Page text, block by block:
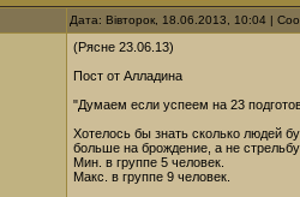
Дата: Вівторок, 18.06.2013, 10:04 |
(Рясне 23.06.13)
Пост от Алладина
"Думаем если успеем на 23
Хотелось бы знать сколько людей
больше на брождение, а не
Мин. в группе 5 человек.
Макс. в группе 9 человек.